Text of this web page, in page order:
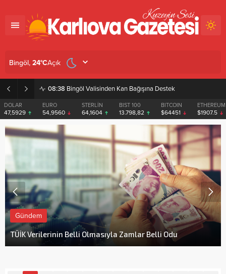
08:38 Bingöl Valisinden Kan Bağışına Destek
DOLAR
47,5929
EURO
54,9560
STERLİN
64,1604
BIST 100
13.798,82
BITCOIN
$64451
ETHEREUM
$1907.5
Bingöl, 24°CAçık
Gündem
TÜİK Verilerinin Belli Olmasıyla Zamlar Belli Odu